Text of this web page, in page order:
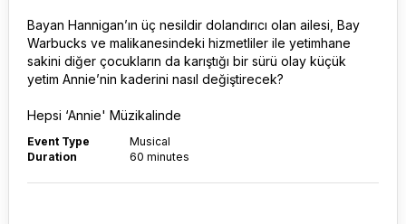
Bayan Hannigan’ın üç nesildir dolandırıcı olan ailesi, Bay
Warbucks ve malikanesindeki hizmetliler ile yetimhane
sakini diğer çocukların da karıştığı bir sürü olay küçük
yetim Annie’nin kaderini nasıl değiştirecek?
Hepsi ‘Annie' Müzikalinde
Event Type
Musical
Duration
60 minutes